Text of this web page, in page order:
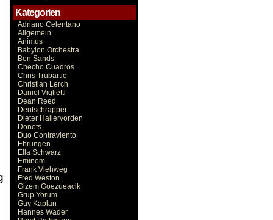
Kategorien
Adriano Celentano
Allgemein
Animus
Babylon Orchestra
Ben Sands
Checho Cuadros
Chris Trubartic
Christian Lerch
Daniel Viglietti
Dean Reed
Deutschrapper
Dieter Hallervorden
Donots
Duo Contraviento
Ehrungen
Ella Schwarz
Eminem
Frank Viehweg
Fred Weston
Gizem Goezueacik
Grup Yorum
Guy Kaplan
Hannes Wader